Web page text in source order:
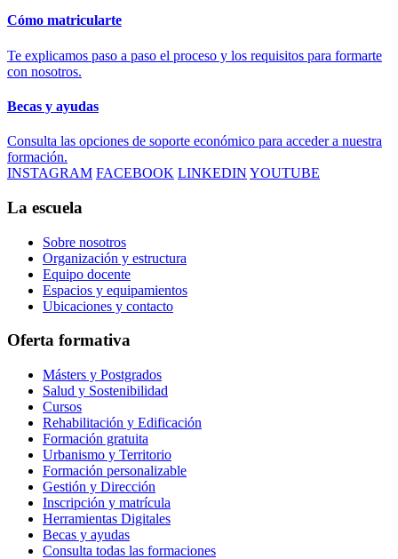
Cómo matricularte
Te explicamos paso a paso el proceso y los requisitos para formarte
con nosotros.
Becas y ayudas
Consulta las opciones de soporte económico para acceder a nuestra
formación.
INSTAGRAM FACEBOOK LINKEDIN YOUTUBE
La escuela
Sobre nosotros
Organización y estructura
Equipo docente
Espacios y equipamientos
Ubicaciones y contacto
Oferta formativa
Másters y Postgrados
Salud y Sostenibilidad
Cursos
Rehabilitación y Edificación
Formación gratuita
Urbanismo y Territorio
Formación personalizable
Gestión y Dirección
Inscripción y matrícula
Herramientas Digitales
Becas y ayudas
Consulta todas las formaciones